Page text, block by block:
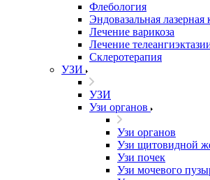
Флебология
Эндовазальная лазерная
Лечение варикоза
Лечение
Склеротерапия
УЗИ
УЗИ
Узи органов
Узи органов
Узи щитовидной
Узи почек
Узи мочевого